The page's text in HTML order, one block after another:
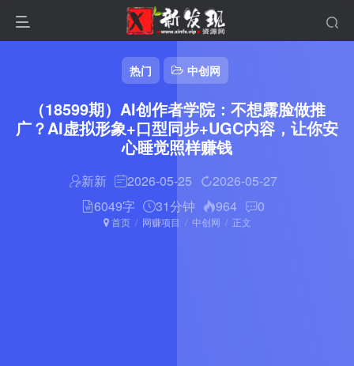
热门 中创网
（18599期）AI创作者学院：不想露脸做推
广？AI虚拟形象+口型同步+UGC内容，让你安
心睡觉照样赚钱
新新 2026-05-25
2026-05-27
6049字
31分钟 964 0
首页 网赚项目 中创网 正文